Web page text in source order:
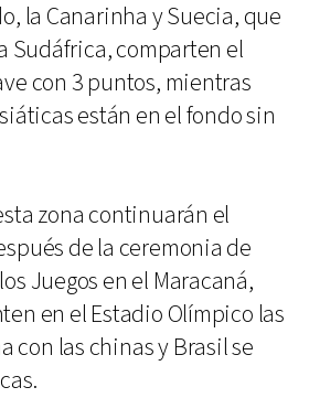
la Canarinha y Suecia, que
Sudáfrica, comparten el
con 3 puntos, mientras
están en el fondo sin
zona continuarán el
de la ceremonia de
Juegos en el Maracaná,
en el Estadio Olímpico las
con las chinas y Brasil se